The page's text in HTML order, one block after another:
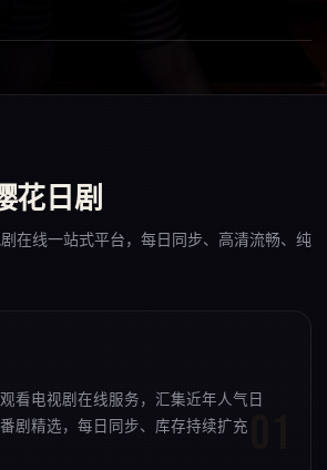
花日剧
在线一站式平台，每日同步、高清流畅、纯
看电视剧在线服务，汇集近年人气日
剧精选，每日同步、库存持续扩充